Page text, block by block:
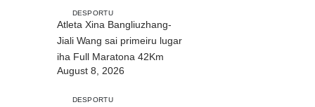
DESPORTU
Atleta Xina Bangliuzhang-
Jiali Wang sai primeiru lugar
iha Full Maratona 42Km
August 8, 2026
DESPORTU